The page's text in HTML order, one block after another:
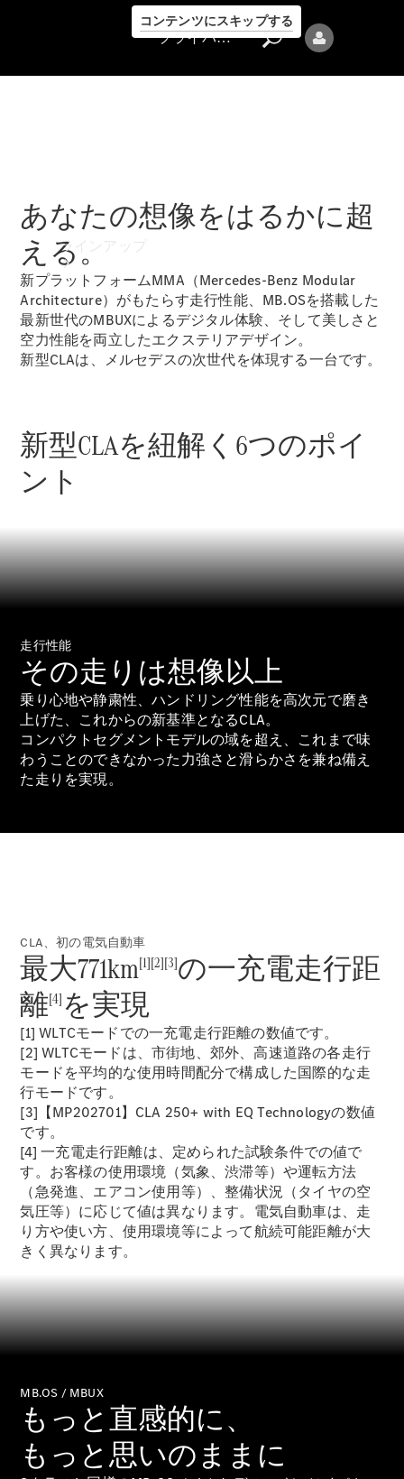
コンテンツにスキップする
プライバシ
ーポリシー
ラインアップ
電気自動車モデル
プラグインハイブリッドモデル
All Sedan
CLA
Sedan
電気
CLA
Sedan
New
C-Class
Sedan
EQS
E-Class
Long
Mercedes-
Maybach
S-Class
試乗リクエ
スト
オンライン
ショールー
SUV
All SUV
EQA
電気
EQE
SUV
電気
Mercedes-
Maybach
EQS SUV
電気
GLA
GLB
プライバシーポリシー
あなたの想像をはるかに超
える。
新プラットフォームMMA（Mercedes-Benz Modular
Architecture）がもたらす走行性能、MB.OSを搭載した
最新世代のMBUXによるデジタル体験、そして美しさと
空力性能を両立したエクステリアデザイン。
新型CLAは、メルセデスの次世代を体現する一台です。
新型CLAを紐解く6つのポイ
ント
走行性能
その走りは想像以上
乗り心地や静粛性、ハンドリング性能を高次元で磨き
上げた、これからの新基準となるCLA。
コンパクトセグメントモデルの域を超え、これまで味
わうことのできなかった力強さと滑らかさを兼ね備え
た走りを実現。
CLA、初の電気自動車
最大771km[1][2][3]の一充電走行距
離[4]を実現
[1] WLTCモードでの一充電走行距離の数値です。
[2] WLTCモードは、市街地、郊外、高速道路の各走行
モードを平均的な使用時間配分で構成した国際的な走
行モードです。
[3]【MP202701】CLA 250+ with EQ Technologyの数値
です。
[4] 一充電走行距離は、定められた試験条件での値で
す。お客様の使用環境（気象、渋滞等）や運転方法
（急発進、エアコン使用等）、整備状況（タイヤの空
気圧等）に応じて値は異なります。電気自動車は、走
り方や使い方、使用環境等によって航続可能距離が大
きく異なります。
MB.OS / MBUX
もっと直感的に、
もっと思いのままに